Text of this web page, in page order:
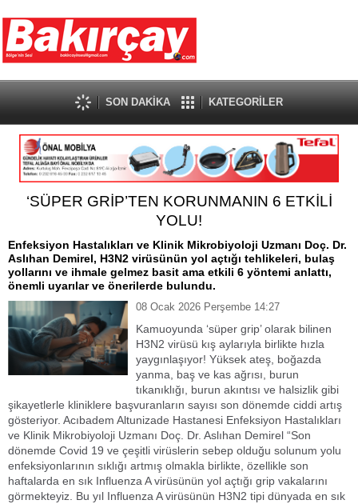
SON DAKİKA KATEGORİLER
‘SÜPER GRİP’TEN KORUNMANIN 6 ETKİLİ
YOLU!
Enfeksiyon Hastalıkları ve Klinik Mikrobiyoloji Uzmanı Doç. Dr.
Aslıhan Demirel, H3N2 virüsünün yol açtığı tehlikeleri, bulaş
yollarını ve ihmale gelmez basit ama etkili 6 yöntemi anlattı,
önemli uyarılar ve önerilerde bulundu.
08 Ocak 2026 Perşembe 14:27
Kamuoyunda ‘süper grip’ olarak bilinen
H3N2 virüsü kış aylarıyla birlikte hızla
yaygınlaşıyor! Yüksek ateş, boğazda
yanma, baş ve kas ağrısı, burun
tıkanıklığı, burun akıntısı ve halsizlik gibi
şikayetlerle kliniklere başvuranların sayısı son dönemde ciddi artış
gösteriyor. Acıbadem Altunizade Hastanesi Enfeksiyon Hastalıkları
ve Klinik Mikrobiyoloji Uzmanı Doç. Dr. Aslıhan Demirel “Son
dönemde Covid 19 ve çeşitli virüslerin sebep olduğu solunum yolu
enfeksiyonlarının sıklığı artmış olmakla birlikte, özellikle son
haftalarda en sık Influenza A virüsünün yol açtığı grip vakalarını
görmekteyiz. Bu yıl Influenza A virüsünün H3N2 tipi dünyada en sık